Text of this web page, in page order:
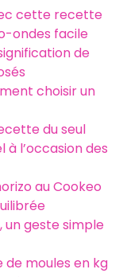
cette recette
ondes facile
de
choisir un
du seul
l’occasion des
au Cookeo
un geste simple
moules en kg